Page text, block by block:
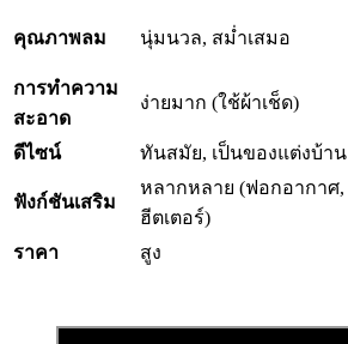
คุณภาพลม นุ่มนวล, สม่ำเสมอ
การทำความ
สะอาด
ง่ายมาก (ใช้ผ้าเช็ด)
ดีไซน์
ทันสมัย, เป็นของแต่งบ้าน
ฟังก์ชันเสริม
หลากหลาย (ฟอกอากาศ,
ฮีตเตอร์)
ราคา สูง